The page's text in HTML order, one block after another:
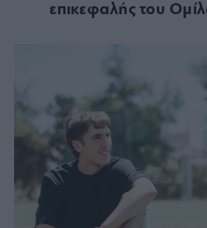
επικεφαλής του